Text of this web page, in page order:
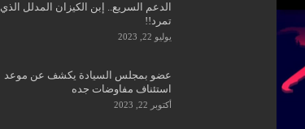
الدعم السريع.. إبن الكيزان المدلل الذي
تمرد!!
يوليو 22, 2023
عضو بمجلس السيادة يكشف عن موعد
استئناف مفاوضات جده
أكتوبر 22, 2023